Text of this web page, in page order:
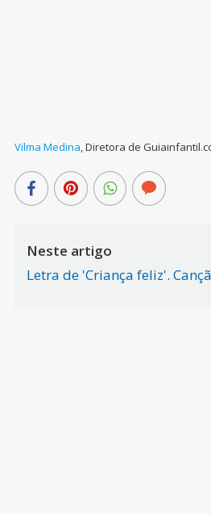
Vilma Medina,Diretora de
Neste artigo
Letra de 'Criança feliz'.